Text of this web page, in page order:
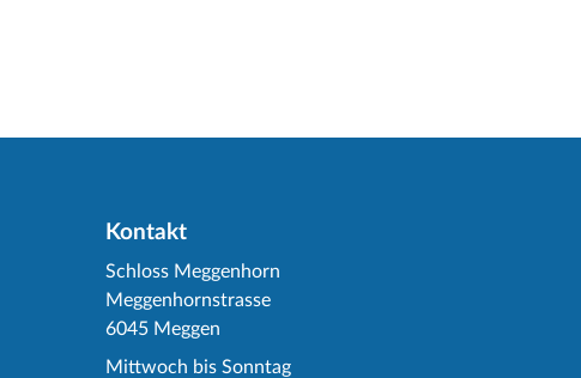
Kontakt
Schloss Meggenhorn
Meggenhornstrasse
6045 Meggen
Mittwoch bis Sonntag